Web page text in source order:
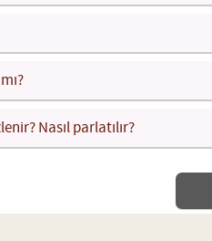
Nasıl parlatılır?